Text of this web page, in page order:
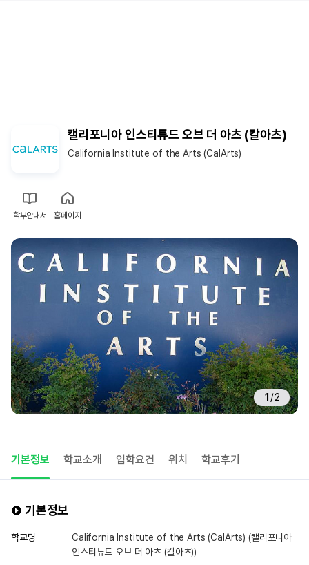
캘리포니아 인스티튜드 오브 더 아츠 (칼아츠)
California Institute of the Arts (CalArts)
학부안내서 홈페이지
1 /2
기본정보 학교소개 입학요건 위치 학교후기
기본정보
학교명
California Institute of the Arts (CalArts) (캘리포니아
인스티튜드 오브 더 아츠 (칼아츠))